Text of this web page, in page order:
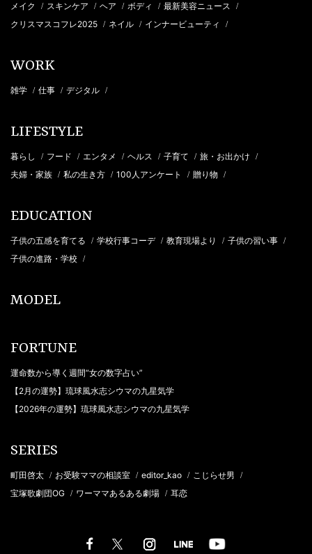
メイク / スキンケア / ヘア / ボディ / 最新美容ニュース /
クリスマスコフレ2025 / ネイル / インナービューティ /
WORK
雑学 / 仕事 / デジタル /
LIFESTYLE
暮らし / フード / エンタメ / ヘルス / 子育て / 旅・お出かけ /
夫婦・家族 / 私の生き方 / 100人アンケート / 贈り物 /
EDUCATION
子供の五感を育てる / 学校行事コーデ / 教育現場より / 子供の習い事 /
子供の進路・学校 /
MODEL
FORTUNE
運命数から導く週間“女の数字占い”
【2月の運勢】琉球風水志シウマの九星気学
【2026年の運勢】琉球風水志シウマの九星気学
SERIES
町田啓太 / お受験ママの相談室 / editor_kao / こじらせ男 /
宝塚歌劇団OG / ワーママあるある劇場 / 耳恋